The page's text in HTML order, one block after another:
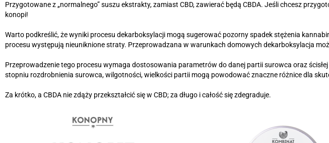
Przygotowane z „normalnego” suszu ekstrakty, zamiast CBD, zawierać będą CBDA. Jeśli chcesz
konopi!
Warto podkreślić, że wyniki procesu dekarboksylacji mogą sugerować pozorny spadek stężenia
procesu występują nieuniknione straty. Przeprowadzana w warunkach domowych dekarboksylacja
Przeprowadzenie tego procesu wymaga dostosowania parametrów do danej partii surowca oraz
stopniu rozdrobnienia surowca, wilgotności, wielkości partii mogą powodować znaczne różnice dla
Za krótko, a CBDA nie zdąży przekształcić się w CBD; za długo i całość się zdegraduje.